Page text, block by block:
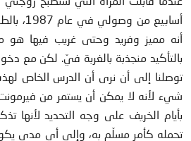
أسابيع
أنه مميز وفريد وحتى غريب فيها هو
بالتأكيد منجذبة بالغربة فيّ. لكن مع
توصلنا إلى أن نرى أن الدرس الخاص
شيء لأنه لا يمكن أن يستمر من
بأيام الخريف على وجه التحديد لأنها
تحمله كأمر مسلّم به، وإلى أي مدى